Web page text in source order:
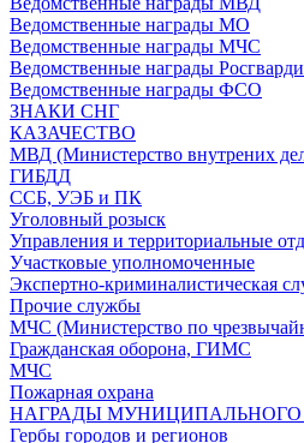
Ведомственные награды МО
Ведомственные награды МЧС
Ведомственные награды
Ведомственные награды ФСО
ЗНАКИ СНГ
КАЗАЧЕСТВО
МВД (Министерство внутрених
ГИБДД
ССБ, УЭБ и ПК
Уголовный розыск
Управления и территориальные
Участковые уполномоченные
Экспертно-криминалистическая
Прочие службы
МЧС (Министерство по
Гражданская оборона, ГИМС
МЧС
Пожарная охрана
НАГРАДЫ МУНИЦИПАЛЬНОГО
Гербы городов и регионов